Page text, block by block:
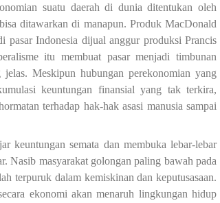
suatu daerah di dunia ditentukan oleh
ditawarkan di manapun. Produk MacDonald
pasar Indonesia dijual anggur produksi Prancis
itu membuat pasar menjadi timbunan
Meskipun hubungan perekonomian yang
keuntungan finansial yang tak terkira,
terhadap hak-hak asasi manusia sampai
keuntungan semata dan membuka lebar-lebar
Nasib masyarakat golongan paling bawah pada
terpuruk dalam kemiskinan dan keputusasaan.
ekonomi akan menaruh lingkungan hidup